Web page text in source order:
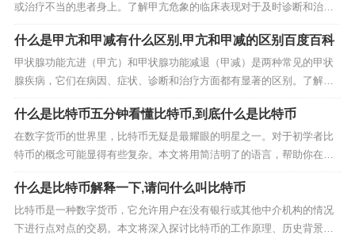
或治疗不当的患者身上。了解甲亢危象的临床表现对于及时诊断和治疗
至关重要。 甲亢危象是什么？ 甲亢危象，又称甲状腺风暴，是甲状腺功
能亢进症（简称甲亢）的一种极端表现形式。它通常是由于体内甲状腺
激素水平急剧升高引起的，可能危及生命。甲亢...
什么是甲亢和甲减有什么区别,甲亢和甲减的区别百度百科
甲状腺功能亢进（甲亢）和甲状腺功能减退（甲减）是两种常见的甲状
腺疾病，它们在病因、症状、诊断和治疗方面都有显著的区别。了解这
些差异对于正确诊断和治疗至关重要。 一、甲亢的病因和症状 甲亢是由
于甲状腺过度分泌甲状腺激素引起的一种疾病。常见的病因包括Graves
病、毒性多结节性甲状腺肿和甲状腺自主...
什么是比特币五分钟看懂比特币,到底什么是比特币
在数字货币的世界里，比特币无疑是最耀眼的明星之一。对于初学者比
特币的概念可能显得有些复杂。本文将用简洁明了的语言，帮助你在五
分钟内快速了解比特币的基本原理和应用。 比特币的定义与起源 比特币
是一种去中心化的数字货币，由一个化名为中本聪的人或团队在2008年
提出，并于2009年正式诞生。它基于区...
什么是比特币解释一下,请问什么叫比特币
比特币是一种数字货币，它允许用户在没有银行或其他中介机构的情况
下进行点对点的交易。本文将深入探讨比特币的工作原理、历史背景、